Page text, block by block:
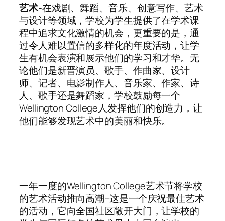
艺术-在戏剧、舞蹈、音乐、创意写作、艺术
与设计等领域，学校为学生提供了在学术课
程中追求文化激情的机会，更重要的是，通
过令人难以置信的多样化的年度活动，让学
生有机会表演和展示他们的学习和才华。无
论他们是新晋演员、歌手、作曲家、设计
师、记者、电影制作人、音乐家、作家、诗
人、歌手还是舞蹈家，学校鼓励每一个
Wellington College人发挥他们的创造力，让
他们能够发现艺术中的美丽和快乐。
一年一度的Wellington College艺术节将学校
的艺术活动推向高潮–这是一个庆祝最佳艺术
的活动，它向全国社区敞开大门，让学校的